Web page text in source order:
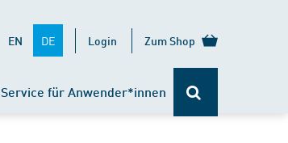
EN DE Login Zum Shop
Service für Anwender*innen